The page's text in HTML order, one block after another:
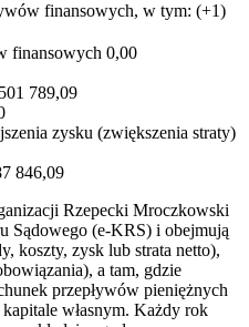
finansowych, w tym: (+1)
finansowych 0,00
789,09
zysku (zwiększenia straty)
846,09
Rzepecki Mroczkowski
Sądowego (e-KRS) i obejmują
koszty, zysk lub strata netto),
a tam, gdzie
przepływów pieniężnych
własnym. Każdy rok